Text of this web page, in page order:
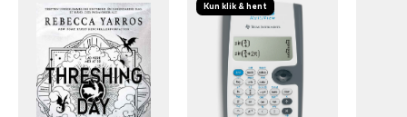
Kun klik & hent